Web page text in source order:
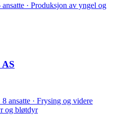
· Produksjon av yngel og
ansatte · Frysing og videre
og bløtdyr